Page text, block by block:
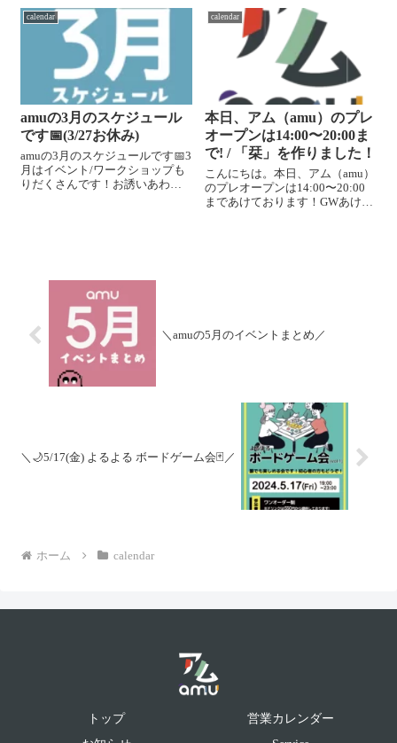
て...】仕事や...
で、特に大きな被害はありませ
んでした。個人/お店宛含め、多
くのご心配のご連絡ありがとう
ございまし...
calendar
amuの3月のスケジュール
です📅(3/27お休み)
amuの3月のスケジュールです📅3
月はイベント/ワークショップも
りだくさんです！お誘いあわせ
calendar
本日、アム（amu）のプレ
オープンは14:00〜20:00ま
で! / 「栞」を作りました！
こんにちは。本日、アム（amu）
のプレオープンは14:00〜20:00
まであけております！GWあけで
＼amuの5月のイベントまとめ／
＼🌙5/17(金) よるよる ボードゲーム会🃏／
ホーム calendar
トップ
営業カレンダー